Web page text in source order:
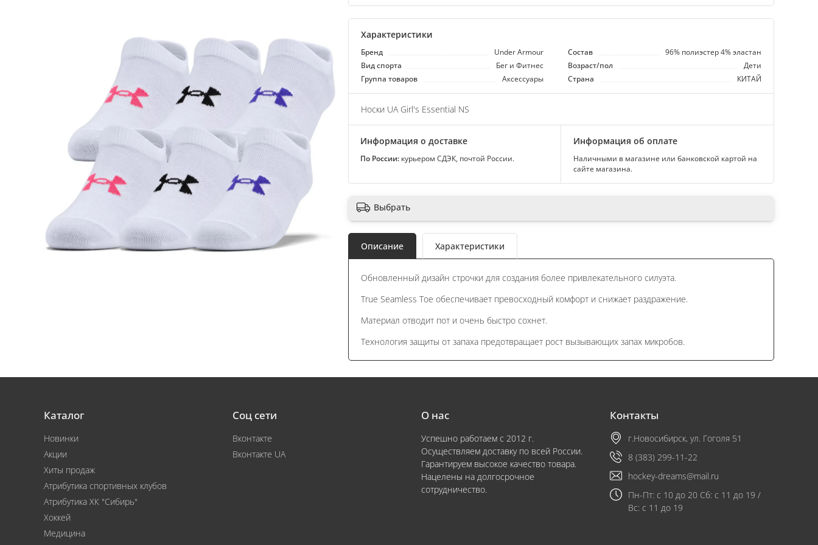
Характеристики
Бренд Under Armour Состав
96% полиэстер 4% эластан
Вид спорта
Бег и Фитнес Возраст/пол
Дети
Группа товаров
Аксессуары Страна КИТАЙ
Носки UA Girl's Essential NS
Информация о доставке
По России: курьером СДЭК, почтой России.
Информация об оплате
Наличными в магазине или банковской картой на
сайте магазина.
Выбрать
Описание Характеристики
Обновленный дизайн строчки для создания более привлекательного силуэта.
True Seamless Toe обеспечивает превосходный комфорт и снижает раздражение.
Материал отводит пот и очень быстро сохнет.
Технология защиты от запаха предотвращает рост вызывающих запах микробов.
Каталог
Новинки
Акции
Хиты продаж
Атрибутика спортивных клубов
Атрибутика ХК "Сибирь"
Хоккей
Медицина
Соц сети
Вконтакте
Вконтакте UA
О нас
Успешно работаем с 2012 г.
Осуществляем доставку по всей России.
Гарантируем высокое качество товара.
Нацелены на долгосрочное
сотрудничество.
Контакты
г.Новосибирск, ул. Гоголя 51
8 (383) 299-11-22
hockey-dreams@mail.ru
Пн-Пт: с 10 до 20 Сб: с 11 до 19 /
Вс: с 11 до 19